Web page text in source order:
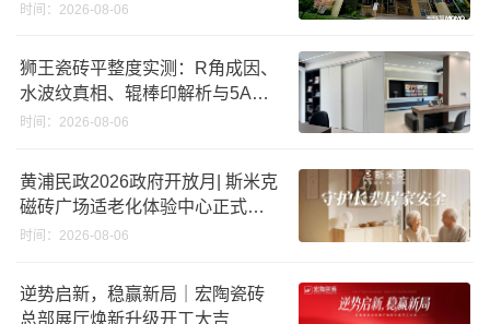
时间：2026-08-06
狮王瓷砖平整度实测：R角成因、
水波纹真相、辊棒印解析与5A标
准选购指南
时间：2026-08-06
黄浦民政2026政府开放月| 斯米克
磁砖广场适老化体验中心正式亮
相
时间：2026-08-06
逆势启新，稳赢新局｜宏陶瓷砖
总部展厅焕新升级开工大吉